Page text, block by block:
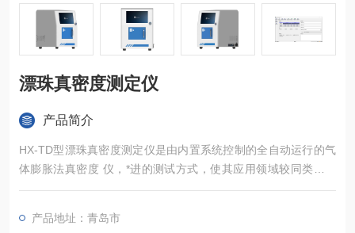
漂珠真密度测定仪
产品简介
HX-TD型漂珠真密度测定仪是由内置系统控制的全自动运行的气
体膨胀法真密度 仪，*进的测试方式，使其应用领域较同类仪器
更广，能准确测定粉体、块状固体、浆状物质、泡沫等多种材料
研究机构、企业的材料分析检测实验室，为食品安全、新能源、
产品地址：青岛市